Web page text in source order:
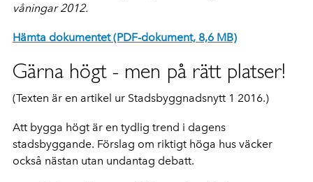
våningar 2012.
Hämta dokumentet (PDF-dokument, 8,6 MB)
Gärna högt - men på rätt platser!
(Texten är en artikel ur Stadsbyggnadsnytt 1 2016.)
Att bygga högt är en tydlig trend i dagens
stadsbyggande. Förslag om riktigt höga hus väcker
också nästan utan undantag debatt.